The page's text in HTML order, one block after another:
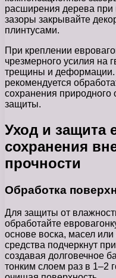
расширения дерева при
зазоры закрывайте
плинтусами.
При креплении
чрезмерного усилия на
трещины и деформации.
рекомендуется
сохранения природного
защиты.
Уход и защита
сохранения
прочности
Обработка
Для защиты от
обработайте
основе воска, масел
средства подчеркнут
создавая долговечное
тонким слоем раз в 1–2